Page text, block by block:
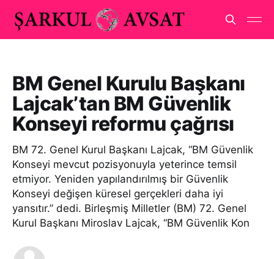
BM Genel Kurulu Başkanı
Lajcak’tan BM Güvenlik
Konseyi reformu çağrısı
BM 72. Genel Kurul Başkanı Lajcak, “BM Güvenlik
Konseyi mevcut pozisyonuyla yeterince temsil
etmiyor. Yeniden yapılandırılmış bir Güvenlik
Konseyi değişen küresel gerçekleri daha iyi
yansıtır.” dedi. Birleşmiş Milletler (BM) 72. Genel
Kurul Başkanı Miroslav Lajcak, “BM Güvenlik Kon